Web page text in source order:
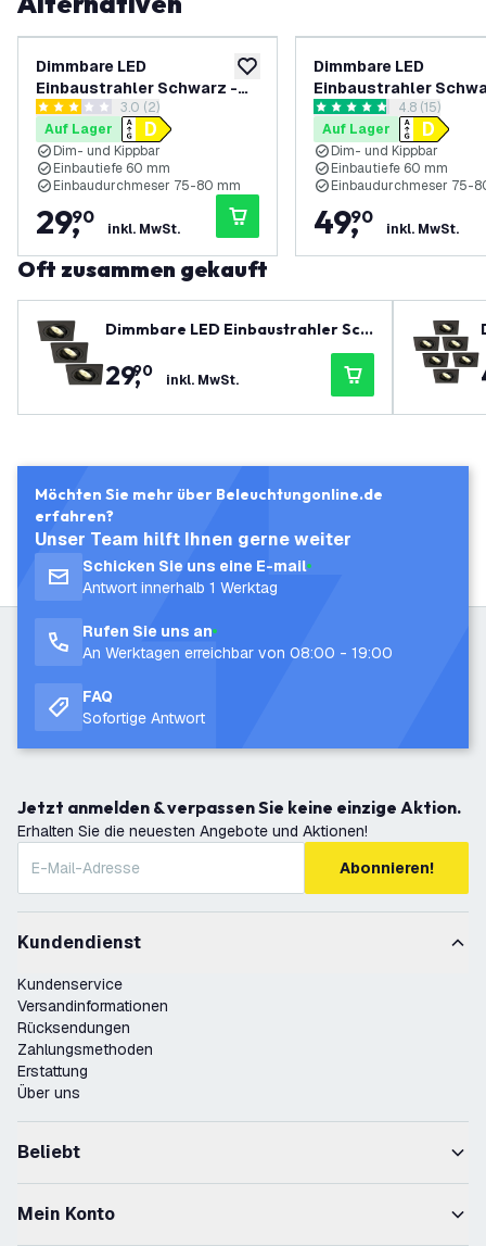
zur Wunschliste hinzufügen
Dimmbare LED
Einbaustrahler Schwarz -
Sevilla - 3W - 2700K - 92mm
- Quadrat - 3 Pack
Bewertungsbereich öffnen
3 Bewertungssterne
3.0 (2)
Auf Lager
Dim- und Kippbar
Einbautiefe 60 mm
Einbaudurchmeser 75-80 mm
29,
90
inkl. MwSt.
Dimmbare LED
Einbaustrahler
Sevilla - 3W - 2700K
- Quadrat - 6 Pack
4.8 Bewertungssterne
4.8 (15)
Auf Lager
Dim- und Kippbar
Einbautiefe 60 mm
Einbaudurchmeser 75-
49,
90
inkl. MwSt.
Oft zusammen gekauft
Dimmbare LED Einbaustrahler Sch
warz - Sevilla - 3W - 2700K - 92m
m - Quadrat - 3 Pack
29,
90 inkl. MwSt.
Möchten Sie mehr über Beleuchtungonline.de
erfahren?
Unser Team hilft Ihnen gerne weiter
Schicken Sie uns eine E-mail
Antwort innerhalb 1 Werktag
Rufen Sie uns an
An Werktagen erreichbar von 08:00 - 19:00
FAQ
Sofortige Antwort
Jetzt anmelden & verpassen Sie keine einzige Aktion.
Erhalten Sie die neuesten Angebote und Aktionen!
Abonnieren!
Kundendienst
Kundenservice
Versandinformationen
Rücksendungen
Zahlungsmethoden
Erstattung
Über uns
Beliebt
Mein Konto